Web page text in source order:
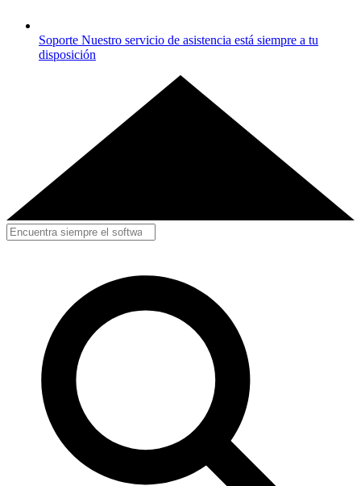
Soporte Nuestro servicio de asistencia está siempre a tu
disposición